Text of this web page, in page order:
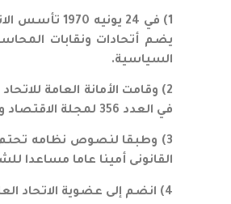
1) في 24
يضم أتحادات ونقابات
السياسية.
في العدد 356 لمجلة الاقتصاد و المحاسبة التي يصدرها نادى التجارة المصري في شهر أغسطس 1977م.
3) وطبقا لنصوص نظامه تحتم
القانونى أمينا عاما مساعدا
4) انضم إلى عضوية الاتحاد العام نقابات وجمعيات المحاسبين و المراجعين العرب الذين يمثلون الدول التسعة الآتية :-